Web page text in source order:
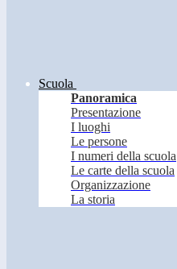
Scuola
Panoramica
Presentazione
I luoghi
Le persone
I numeri della scuola
Le carte della scuola
Organizzazione
La storia